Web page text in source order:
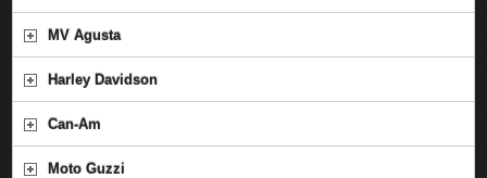
MV Agusta
Harley Davidson
Can-Am
Moto Guzzi